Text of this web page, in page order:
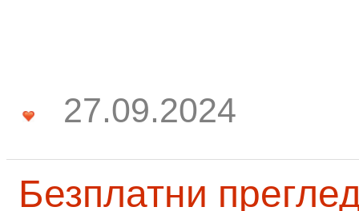
27.09.2024
Безплатни